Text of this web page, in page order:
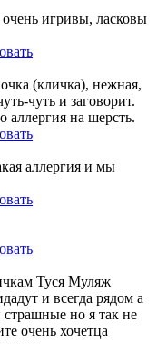
игривы, ласковы
(кличка), нежная,
чуть и заговорит.
аллергия на шерсть.
аллергия и мы
Туся Муляж
и всегда рядом а
страшные но я так не
очень хочетца